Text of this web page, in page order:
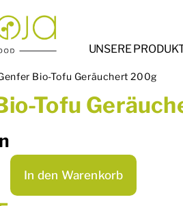
UNSERE
Bio-Tofu Geräuchert 200g
Tofu
In den Warenkorb